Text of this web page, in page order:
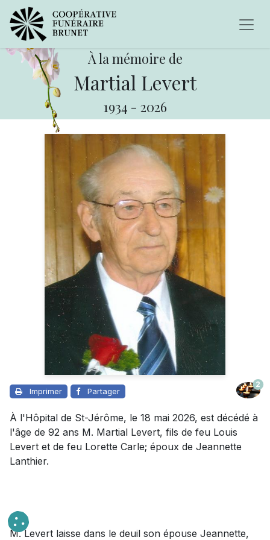
À la mémoire de
Martial Levert
1934 - 2026
Imprimer Partager
2
À l'Hôpital de St-Jérôme, le 18 mai 2026, est décédé à
l'âge de 92 ans M. Martial Levert, fils de feu Louis
Levert et de feu Lorette Carle; époux de Jeannette
Lanthier.
M. Levert laisse dans le deuil son épouse Jeannette,